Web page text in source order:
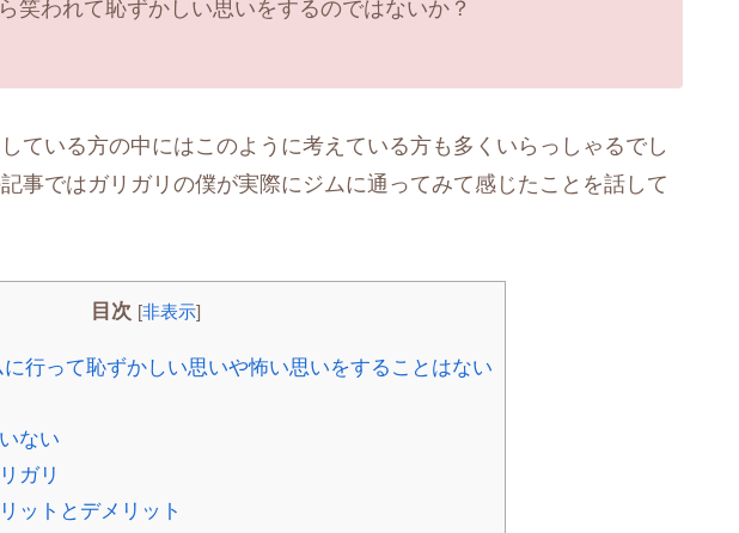
笑われて恥ずかしい思いをするのではないか？
ている方の中にはこのように考えている方も多くいらっしゃるでし
事ではガリガリの僕が実際にジムに通ってみて感じたことを話して
目次 [非表示]
行って恥ずかしい思いや怖い思いをすることはない
ない
ガリ
ットとデメリット